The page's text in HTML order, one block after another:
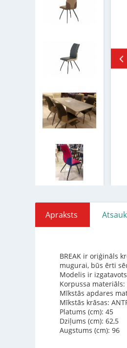
Apraksts
BREAK ir oriģināls
mugurai, būs ērti
Modelis ir
Korpussa
Mīkstās apdares
Mīkstās krāsas:
Platums (cm): 45
Dziļums (cm): 62,5
Augstums (cm): 96